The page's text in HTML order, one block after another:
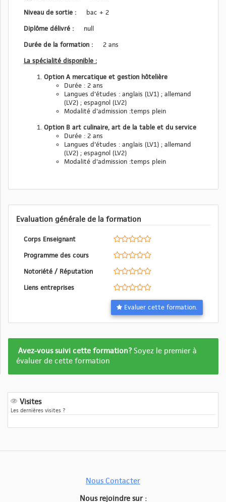
Niveau de sortie :
bac + 2
Diplôme délivré :
null
Durée de la formation :
2 ans
La spécialité disponible :
Option A mercatique et gestion hôtelière
Durée : 2 ans
Langues d'études : anglais (LV1) ; allemand
(LV2) ; espagnol (LV2)
Modalité d'admission :temps plein
Option B art culinaire, art de la table et du service
Durée : 2 ans
Langues d'études : anglais (LV1) ; allemand
(LV2) ; espagnol (LV2)
Modalité d'admission :temps plein
Evaluation générale de la formation
Corps Enseignant
Programme des cours
Notoriété / Réputation
Liens entreprises
Evaluer cette formation.
Formation
pas
Avez-vous suivi cette formation?Soyez le premier à
évaluer de cette formation
Visites
Les dernières visites ?
Nous Contacter
Nous rejoindre sur :